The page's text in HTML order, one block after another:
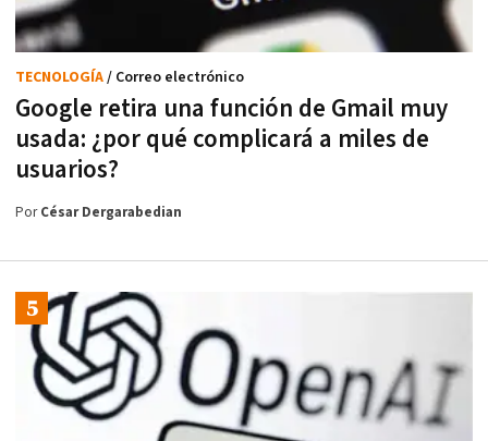
Google retira una función de Gmail muy
usada: ¿por qué complicará a miles de
usuarios?
TECNOLOGÍA/ Correo electrónico
PorCésar Dergarabedian